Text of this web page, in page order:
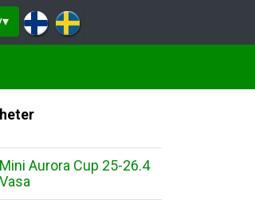
▾
Mini Aurora Cup 25-26.4
Vasa